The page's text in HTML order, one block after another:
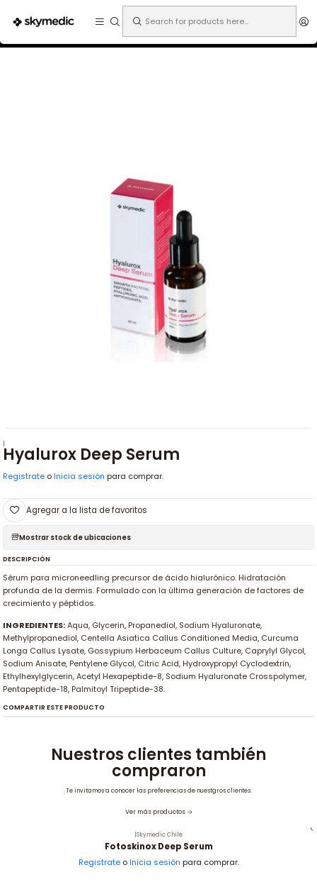
Medicina Estética Microneedling Hyalurox Deep Serum
|
Hyalurox Deep Serum
Registrate o Inicia sesión para comprar.
Agregar a la lista de favoritos
Mostrar stock de ubicaciones
DESCRIPCIÓN
Sérum para microneedling precursor de ácido hialurónico. Hidratación
profunda de la dermis. Formulado con la última generación de factores de
crecimiento y péptidos.
INGREDIENTES:Aqua, Glycerin, Propanediol, Sodium Hyaluronate,
Methylpropanediol, Centella Asiatica Callus Conditioned Media, Curcuma
Longa Callus Lysate, Gossypium Herbaceum Callus Culture, Caprylyl Glycol,
Sodium Anisate, Pentylene Glycol, Citric Acid, Hydroxypropyl Cyclodextrin,
Ethylhexylglycerin, Acetyl Hexapeptide-8, Sodium Hyaluronate Crosspolymer,
Pentapeptide-18, Palmitoyl Tripeptide-38.
COMPARTIR ESTE PRODUCTO
Nuestros clientes también
compraron
Te invitamos a conocer las preferencias de nuestgros clientes.
Ver más productos
Skymedic Chile
Fotoskinox Deep Serum
Registrateo Inicia sesión para comprar.